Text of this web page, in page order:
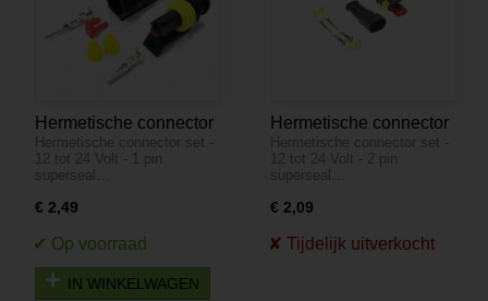
Hermetische connector
set - 12 tot 24 Volt - 1
pin superseal - IP67
Hermetische connector set -
12 tot 24 Volt - 1 pin
superseal…
€ 2,49
IN WINKELWAGEN
Hermetische connector
set - 12 tot 24 Volt - 2
pin superseal
Hermetische connector set -
12 tot 24 Volt - 2 pin
superseal…
€ 2,09